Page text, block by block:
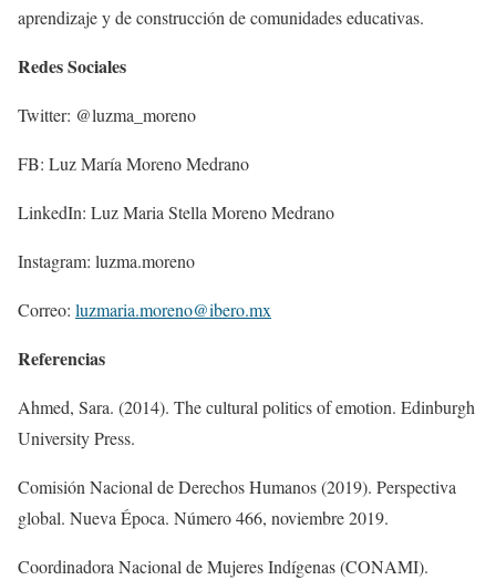
aprendizaje y de construcción de comunidades educativas.
Redes Sociales
Twitter: @luzma_moreno
FB: Luz María Moreno Medrano
LinkedIn: Luz Maria Stella Moreno Medrano
Instagram: luzma.moreno
Correo: luzmaria.moreno@ibero.mx
Referencias
Ahmed, Sara. (2014). The cultural politics of emotion. Edinburgh
University Press.
Comisión Nacional de Derechos Humanos (2019). Perspectiva
global. Nueva Época. Número 466, noviembre 2019.
Coordinadora Nacional de Mujeres Indígenas (CONAMI).